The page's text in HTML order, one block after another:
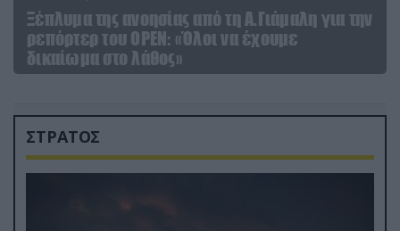
Ξέπλυμα της ανοησίας από τη Α.Γιάμαλη για την
ρεπόρτερ του ΟΡΕΝ: «Όλοι να έχουμε
δικαίωμα στο λάθος»
ΣΤΡΑΤΟΣ